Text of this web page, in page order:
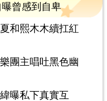
曾感到自卑
和熙木木續扛紅
團主唱吐黑色幽
曝私下真實互